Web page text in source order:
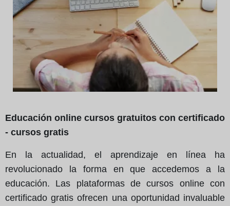
Educación online cursos gratuitos con certificado
- cursos gratis
En la actualidad, el aprendizaje en línea ha
revolucionado la forma en que accedemos a la
educación. Las plataformas de cursos online con
certificado gratis ofrecen una oportunidad invaluable